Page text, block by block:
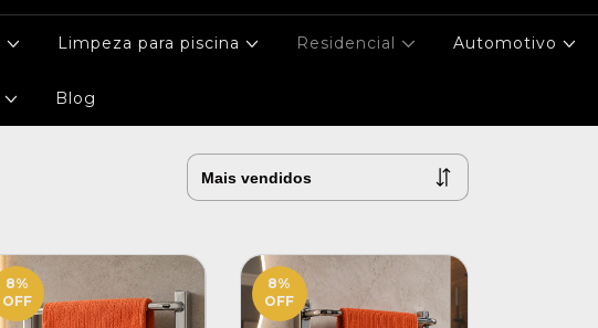
Limpeza para piscina Residencial Automotivo
Blog
8%
OFF
8%
OFF